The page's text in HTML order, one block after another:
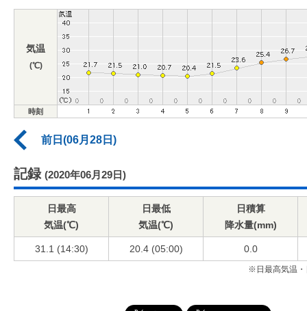
気温
(℃)
時刻
前日(06月28日)
記録 (2020年06月29日)
日最高
気温(℃)
日最低
気温(℃)
日積算
降水量(mm)
31.1 (14:30) 20.4 (05:00) 0.0
※日最高気温・